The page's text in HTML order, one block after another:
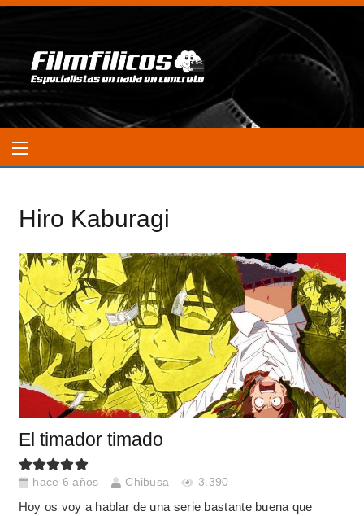
Hiro Kaburagi
El timador timado
hace 6 años Chibusa 3.390
Hoy os voy a hablar de una serie bastante buena que